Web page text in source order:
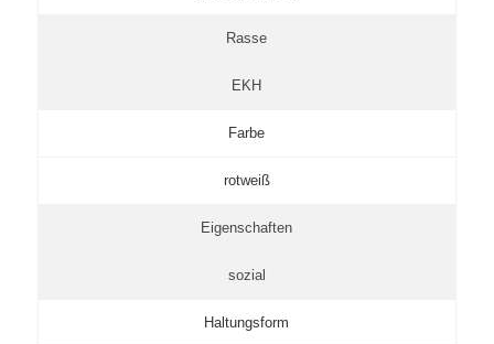
Rasse
EKH
Farbe
rotweiß
Eigenschaften
sozial
Haltungsform